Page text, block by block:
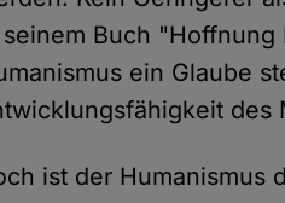
Buch "Hoffnung
ein Glaube
des
ist der Humanismus